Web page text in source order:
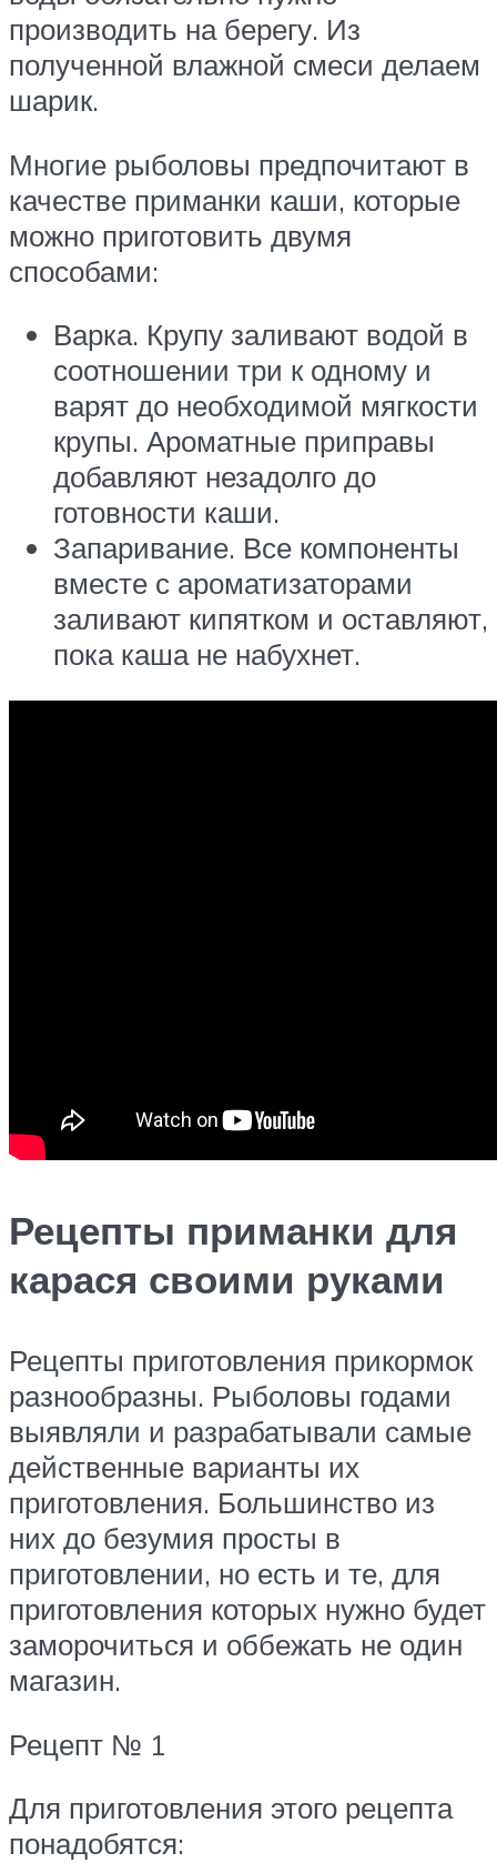
производить на берегу. Из
полученной влажной смеси делаем
шарик.
Многие рыболовы предпочитают в
качестве приманки каши, которые
можно приготовить двумя
способами:
Варка. Крупу заливают водой в
соотношении три к одному и
варят до необходимой мягкости
крупы. Ароматные приправы
добавляют незадолго до
готовности каши.
Запаривание. Все компоненты
вместе с ароматизаторами
заливают кипятком и оставляют,
пока каша не набухнет.
Рецепты приманки для
карася своими руками
Рецепты приготовления прикормок
разнообразны. Рыболовы годами
выявляли и разрабатывали самые
действенные варианты их
приготовления. Большинство из
них до безумия просты в
приготовлении, но есть и те, для
приготовления которых нужно будет
заморочиться и оббежать не один
магазин.
Рецепт № 1
Для приготовления этого рецепта
понадобятся: